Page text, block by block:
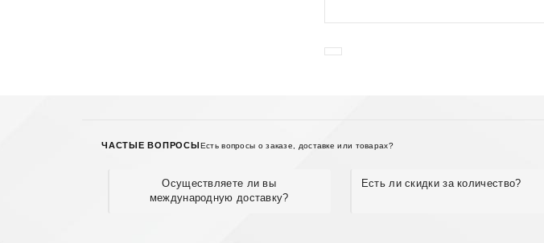
ЧАСТЫЕ ВОПРОСЫЕсть вопросы о заказе, доставке или товарах?
Осуществляете ли вы
международную доставку?
Есть ли скидки за количество?